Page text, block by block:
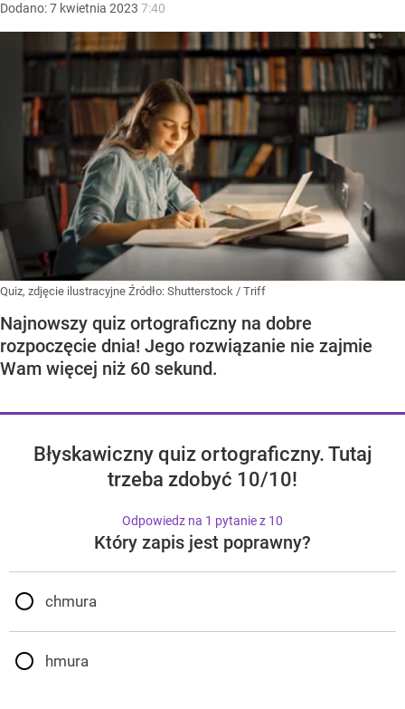
Dodano:7 kwietnia 2023 7:40
Quiz, zdjęcie ilustracyjne Źródło: Shutterstock / Triff
Najnowszy quiz ortograficzny na dobre
rozpoczęcie dnia! Jego rozwiązanie nie zajmie
Wam więcej niż 60 sekund.
Błyskawiczny quiz ortograficzny. Tutaj
trzeba zdobyć 10/10!
Odpowiedz na 1 pytanie z 10
Który zapis jest poprawny?
chmura
hmura